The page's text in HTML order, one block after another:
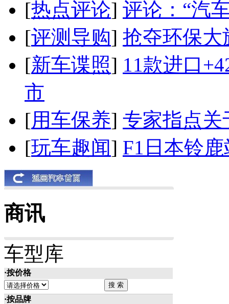
[热点评论] 评论：“汽
[评测导购] 抢夺环保大
[新车谍照] 11款进口
市
[用车保养] 专家指点关
[玩车趣闻] F1日本铃
商讯
车型库
·按价格
·按品牌